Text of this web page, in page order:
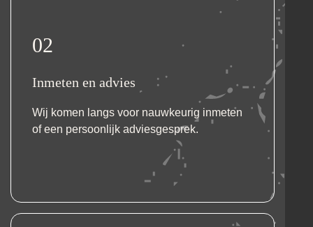
02
Inmeten en advies
Wij komen langs voor nauwkeurig inmeten
of een persoonlijk adviesgesprek.